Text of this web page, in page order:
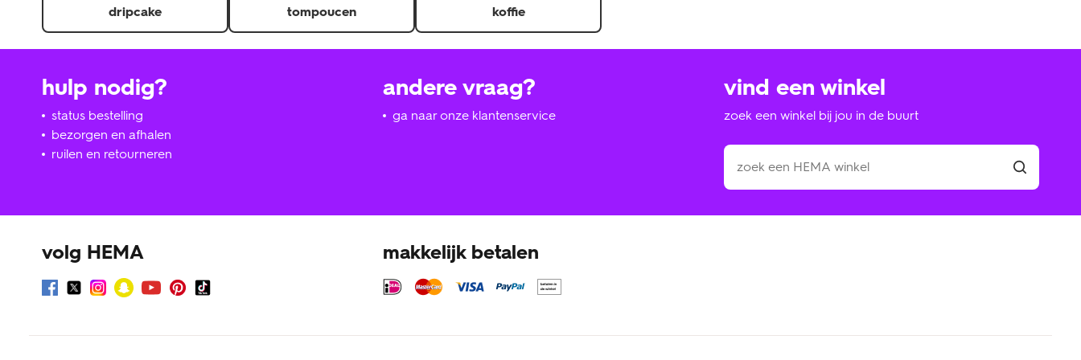
dripcake tompoucen koffie
hulp nodig?
status bestelling
bezorgen en afhalen
ruilen en retourneren
andere vraag?
ga naar onze klantenservice
vind een winkel
zoek een winkel bij jou in de buurt
volg HEMA makkelijk betalen